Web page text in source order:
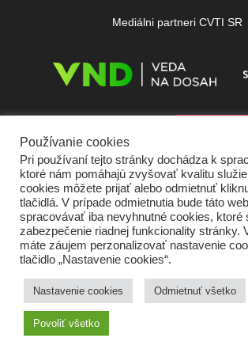
Mediálni partneri CVTI SR
Domov O nás Kontakt Vydavateľ
Podmienky používania
Ochrana súkromia Štatút
Partneri
RSS Sitemap
Copyright © 2026 Quark - Magazín o vede
Používanie cookies
Pri používaní tejto stránky dochádza k
ktoré nám pomáhajú zvyšovať kvalitu
cookies môžete prijať alebo odmietnuť
tlačidlá. V prípade odmietnutia bude táto
spracovávať iba nevyhnutné cookies, ktoré
zabezpečenie riadnej funkcionality stránky.
máte záujem perzonalizovať nastavenie
tlačidlo „Nastavenie cookies“.
Nastavenie cookies Odmietnuť všetko
Povoliť všetko